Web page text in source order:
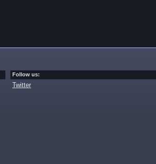
Follow us:
Twitter